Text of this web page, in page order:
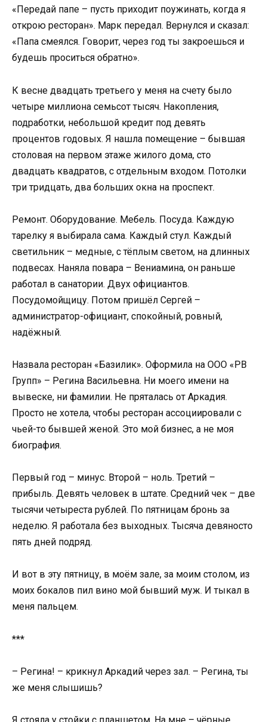
«Передай папе – пусть приходит поужинать, когда я
открою ресторан». Марк передал. Вернулся и сказал:
«Папа смеялся. Говорит, через год ты закроешься и
будешь проситься обратно».
К весне двадцать третьего у меня на счету было
четыре миллиона семьсот тысяч. Накопления,
подработки, небольшой кредит под девять
процентов годовых. Я нашла помещение – бывшая
столовая на первом этаже жилого дома, сто
двадцать квадратов, с отдельным входом. Потолки
три тридцать, два больших окна на проспект.
Ремонт. Оборудование. Мебель. Посуда. Каждую
тарелку я выбирала сама. Каждый стул. Каждый
светильник – медные, с тёплым светом, на длинных
подвесах. Наняла повара – Вениамина, он раньше
работал в санатории. Двух официантов.
Посудомойщицу. Потом пришёл Сергей –
администратор-официант, спокойный, ровный,
надёжный.
Назвала ресторан «Базилик». Оформила на ООО «РВ
Групп» – Регина Васильевна. Ни моего имени на
вывеске, ни фамилии. Не пряталась от Аркадия.
Просто не хотела, чтобы ресторан ассоциировали с
чьей-то бывшей женой. Это мой бизнес, а не моя
биография.
Первый год – минус. Второй – ноль. Третий –
прибыль. Девять человек в штате. Средний чек – две
тысячи четыреста рублей. По пятницам бронь за
неделю. Я работала без выходных. Тысяча девяносто
пять дней подряд.
И вот в эту пятницу, в моём зале, за моим столом, из
моих бокалов пил вино мой бывший муж. И тыкал в
меня пальцем.
***
– Регина! – крикнул Аркадий через зал. – Регина, ты
же меня слышишь?